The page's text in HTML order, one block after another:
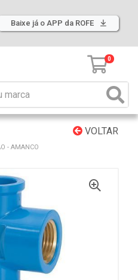
Baixe já o APP da ROFE
0
VOLTAR
- AMANCO